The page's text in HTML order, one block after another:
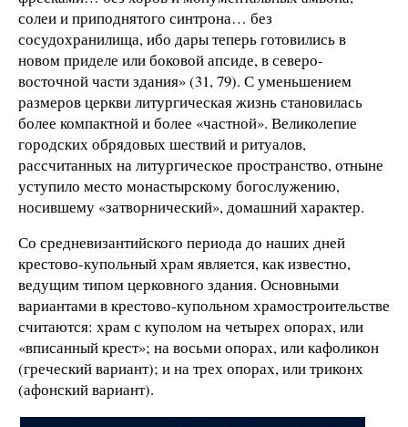
солеи и приподнятого синтрона… без
сосудохранилища, ибо дары теперь готовились в
новом приделе или боковой апсиде, в северо-
восточной части здания» (31, 79). С уменьшением
размеров церкви литургическая жизнь становилась
более компактной и более «частной». Великолепие
городских обрядовых шествий и ритуалов,
рассчитанных на литургическое пространство, отныне
уступило место монастырскому богослужению,
носившему «затворнический», домашний характер.
Со средневизантийского периода до наших дней
крестово-купольный храм является, как известно,
ведущим типом церковного здания. Основными
вариантами в крестово-купольном храмостроительстве
считаются: храм с куполом на четырех опорах, или
«вписанный крест»; на восьми опорах, или кафоликон
(греческий вариант); и на трех опорах, или триконх
(афонский вариант).